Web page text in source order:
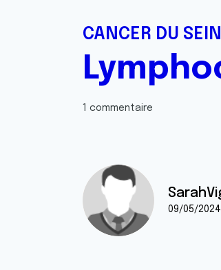
CANCER DU SEIN
1 commentaire
09/05/